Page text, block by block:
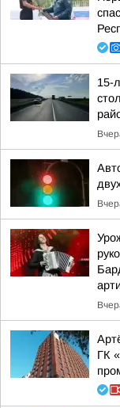
15-
ГК